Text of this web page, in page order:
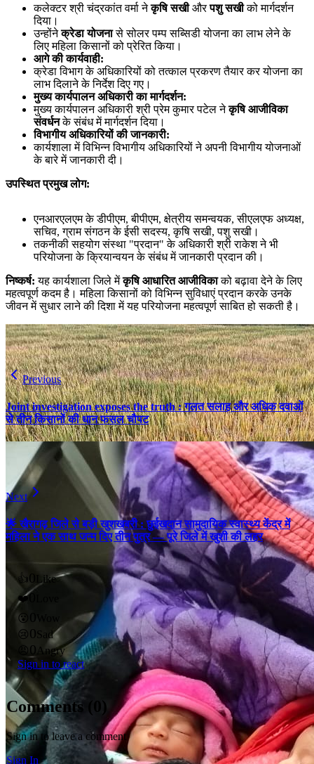
कलेक्टर श्री चंद्रकांत वर्मा नेकृषि सखीऔरपशु सखीको मार्गदर्शन
दिया।
उन्होंनेक्रेडा योजनासे सोलर पम्प सब्सिडी योजना का लाभ लेने के
लिए महिला किसानों को प्रेरित किया।
आगे की कार्यवाही:
क्रेडा विभाग के अधिकारियों को तत्काल प्रकरण तैयार कर योजना का
लाभ दिलाने के निर्देश दिए गए।
मुख्य कार्यपालन अधिकारी का मार्गदर्शन:
मुख्य कार्यपालन अधिकारी श्री प्रेम कुमार पटेल नेकृषि आजीविका
संवर्धनके संबंध में मार्गदर्शन दिया।
विभागीय अधिकारियों की जानकारी:
कार्यशाला में विभिन्न विभागीय अधिकारियों ने अपनी विभागीय योजनाओं
के बारे में जानकारी दी।
उपस्थित प्रमुख लोग:
एनआरएलएम के डीपीएम, बीपीएम, क्षेत्रीय समन्वयक, सीएलएफ अध्यक्ष,
सचिव, ग्राम संगठन के ईसी सदस्य, कृषि सखी, पशु सखी।
तकनीकी सहयोग संस्था "प्रदान" के अधिकारी श्री राकेश ने भी
परियोजना के क्रियान्वयन के संबंध में जानकारी प्रदान की।
निष्कर्ष: यह कार्यशाला जिले मेंकृषि आधारित आजीविकाको बढ़ावा देने के लिए
महत्वपूर्ण कदम है। महिला किसानों को विभिन्न सुविधाएं प्रदान करके उनके
जीवन में सुधार लाने की दिशा में यह परियोजना महत्वपूर्ण साबित हो सकती है।
Previous
Joint investigation exposes the truth : गलत सलाह और अधिक दवाओं
से तीन किसानों की धान फसल चौपट
Next
🌟 खैरागढ़ जिले से बड़ी खुशखबरी : छुईखदान सामुदायिक स्वास्थ्य केंद्र में
महिला ने एक साथ जन्म दिए तीन पुत्र — पूरे जिले में खुशी की लहर
👍0
Like
❤️0
😮
Wow
😢0 Sad
😠0 Angry
Sign in to react
Comments ( )
Sign in to leave a comment
Sign In